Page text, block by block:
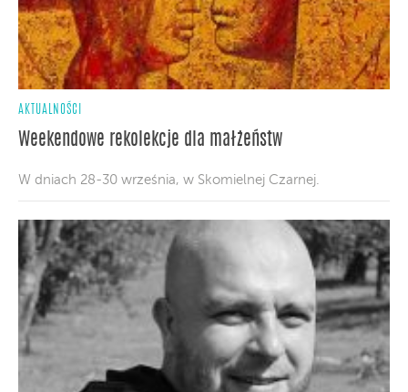
AKTUALNOŚCI
Weekendowe rekolekcje dla małżeństw
W dniach 28-30 września, w Skomielnej Czarnej.